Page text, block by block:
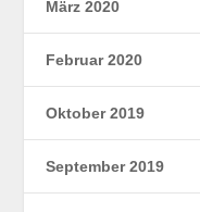
März 2020
Februar 2020
Oktober 2019
September 2019